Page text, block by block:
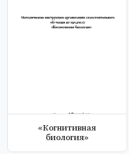
«Когнитивная
биология»